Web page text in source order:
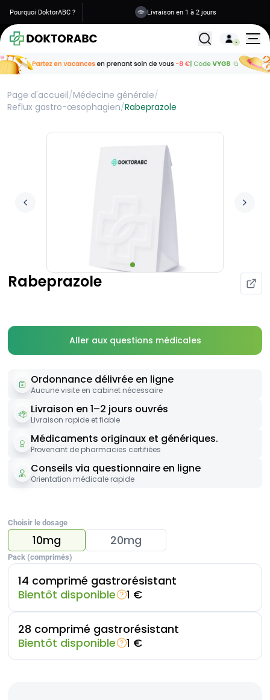
Pourquoi DoktorABC ? Livraison en 1 à 2 jours
Tous les
Page d'accueil/Médecine générale/
Reflux gastro-œsophagien/Rabeprazole
Rabeprazole
Aller aux questions médicales
Ordonnance délivrée en ligne
Aucune visite en cabinet nécessaire
Livraison en 1–2 jours ouvrés
Livraison rapide et fiable
Médicaments originaux et génériques.
Provenant de pharmacies certifiées
Conseils via questionnaire en ligne
Orientation médicale rapide
Choisir le dosage
10mg 20mg
Pack (comprimés)
14 comprimé gastrorésistant
Bientôt disponible
1 €
28 comprimé gastrorésistant
Bientôt disponible
1 €